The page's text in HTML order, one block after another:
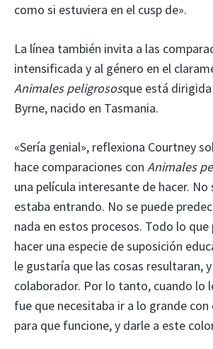
como si estuviera en el cusp de».
La línea también invita a las
intensificada y al género en el
Animales peligrososque está dirigida
Byrne, nacido en Tasmania.
«Sería genial», reflexiona Courtney
hace comparaciones con Animales
una película interesante de hacer. No
estaba entrando. No se puede
nada en estos procesos. Todo lo que
hacer una especie de suposición
le gustaría que las cosas resultaran,
colaborador. Por lo tanto, cuando lo
fue que necesitaba ir a lo grande
para que funcione, y darle a este